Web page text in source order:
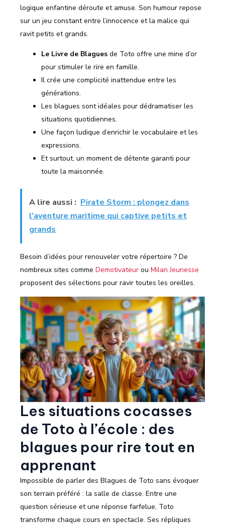
logique enfantine déroute et amuse. Son humour repose
sur un jeu constant entre l’innocence et la malice qui
ravit petits et grands.
Le Livre de Blagues de Toto offre une mine d’or
pour stimuler le rire en famille.
Il crée une complicité inattendue entre les
générations.
Les blagues sont idéales pour dédramatiser les
situations quotidiennes.
Une façon ludique d’enrichir le vocabulaire et les
expressions.
Et surtout, un moment de détente garanti pour
toute la maisonnée.
A lire aussi : Pirate Storm : plongez dans
l’aventure maritime qui captive petits et
grands
Besoin d’idées pour renouveler votre répertoire ? De
nombreux sites comme Demotivateur ou Milan Jeunesse
proposent des sélections pour ravir toutes les oreilles.
Les situations cocasses
de Toto à l’école : des
blagues pour rire tout en
apprenant
Impossible de parler des Blagues de Toto sans évoquer
son terrain préféré : la salle de classe. Entre une
question sérieuse et une réponse farfelue, Toto
transforme chaque cours en spectacle. Ses répliques